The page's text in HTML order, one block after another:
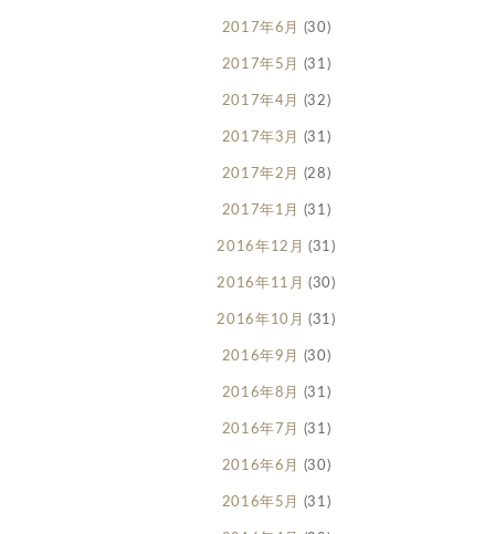
2017年6月 (30)
2017年5月 (31)
2017年4月 (32)
2017年3月 (31)
2017年2月 (28)
2017年1月 (31)
2016年12月 (31)
2016年11月 (30)
2016年10月 (31)
2016年9月 (30)
2016年8月 (31)
2016年7月 (31)
2016年6月 (30)
2016年5月 (31)